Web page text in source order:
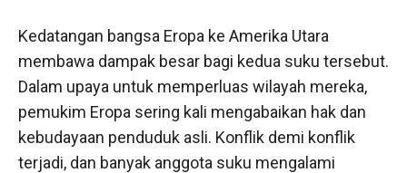
Kedatangan bangsa Eropa ke Amerika Utara
membawa dampak besar bagi kedua suku tersebut.
Dalam upaya untuk memperluas wilayah mereka,
pemukim Eropa sering kali mengabaikan hak dan
kebudayaan penduduk asli. Konflik demi konflik
terjadi, dan banyak anggota suku mengalami